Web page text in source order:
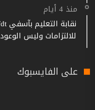
منذ 4 أيام
للالتزامات وليس الوعود
على الفايسبوك